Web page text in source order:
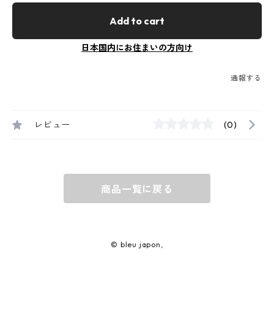
Add to cart
日本国内にお住まいの方向け
通報する
レビュー (0)
商品一覧に戻る
© bleu japon,